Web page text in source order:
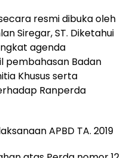
resmi dibuka oleh
Siregar, ST. Diketahui
agenda
pembahasan Badan
Khusus serta
Ranperda
APBD TA. 2019